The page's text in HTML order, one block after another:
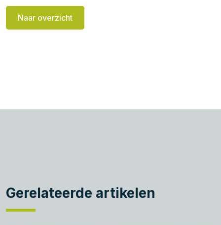
Naar overzicht
Gerelateerde artikelen